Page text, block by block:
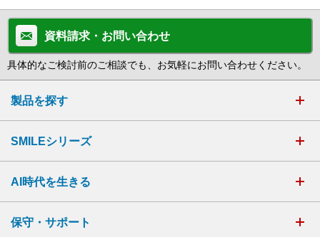
資料請求・お問い合わせ
具体的なご検討前のご相談でも、お気軽にお問い合わせください。
製品を探す
SMILEシリーズ
AI時代を生きる
保守・サポート